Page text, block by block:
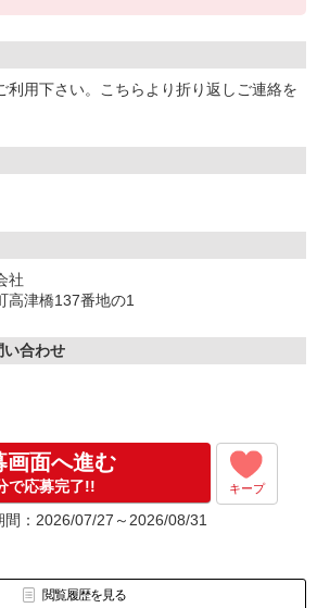
利用下さい。こちらより折り返しご連絡を
社
高津橋137番地の1
い合わせ
画面へ進む
で応募完了!! キープ
間：2026/07/27～2026/08/31
閲覧履歴を見る